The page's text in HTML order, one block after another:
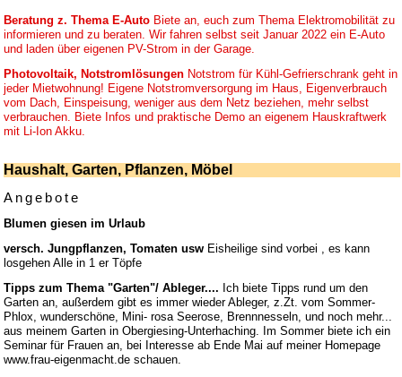
Beratung z. Thema E-Auto Biete an, euch zum Thema Elektromobilität zu
informieren und zu beraten. Wir fahren selbst seit Januar 2022 ein E-Auto
und laden über eigenen PV-Strom in der Garage.
Photovoltaik, Notstromlösungen Notstrom für Kühl-Gefrierschrank geht in
jeder Mietwohnung! Eigene Notstromversorgung im Haus, Eigenverbrauch
vom Dach, Einspeisung, weniger aus dem Netz beziehen, mehr selbst
verbrauchen. Biete Infos und praktische Demo an eigenem Hauskraftwerk
mit Li-Ion Akku.
Haushalt, Garten, Pflanzen, Möbel
Angebote
Blumen giesen im Urlaub
versch. Jungpflanzen, Tomaten usw Eisheilige sind vorbei , es kann
losgehen Alle in 1 er Töpfe
Tipps zum Thema "Garten"/ Ableger.... Ich biete Tipps rund um den
Garten an, außerdem gibt es immer wieder Ableger, z.Zt. vom Sommer-
Phlox, wunderschöne, Mini- rosa Seerose, Brennnesseln, und noch mehr...
aus meinem Garten in Obergiesing-Unterhaching. Im Sommer biete ich ein
Seminar für Frauen an, bei Interesse ab Ende Mai auf meiner Homepage
www.frau-eigenmacht.de schauen.